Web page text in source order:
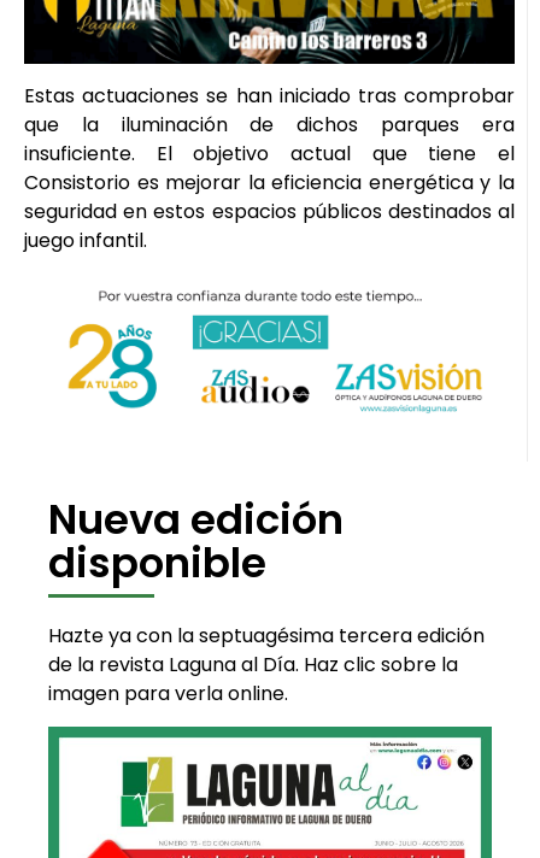
Estas actuaciones se han iniciado tras comprobar
que la iluminación de dichos parques era
insuficiente. El objetivo actual que tiene el
Consistorio es mejorar la eficiencia energética y la
seguridad en estos espacios públicos destinados al
juego infantil.
Nueva edición
disponible
Hazte ya con la septuagésima tercera edición
de la revista Laguna al Día. Haz clic sobre la
imagen para verla online.